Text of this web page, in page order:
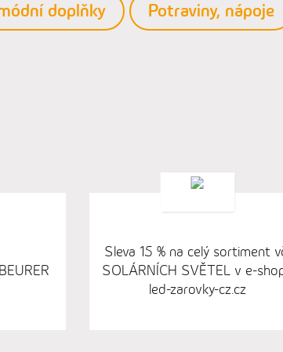
doplňky Potraviny, nápoje
Sleva 15 % na celý sortiment
SOLÁRNÍCH SVĚTEL v e-
led-zarovky-cz.cz